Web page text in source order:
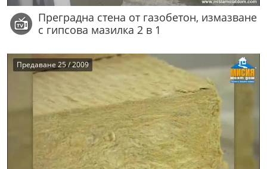
Преградна стена от газобетон, измазване
с гипсова мазилка 2 в 1
Предаване 25 / 2009